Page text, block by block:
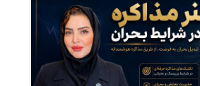
غربی مساعد نیست، بسیار
باشد.